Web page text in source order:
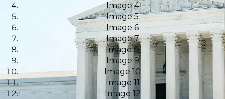
Image 4
Image 5
Image 6
Image 7
Image 8
Image 9
Image 10
Image 11
Image 12